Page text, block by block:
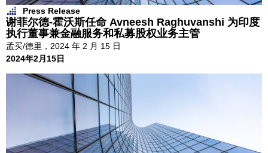
Press Release
谢菲尔德-霍沃斯任命 Avneesh Raghuvanshi 为印度
执行董事兼金融服务和私募股权业务主管
孟买/德里，2024 年 2 月 15 日
2024年2月15日